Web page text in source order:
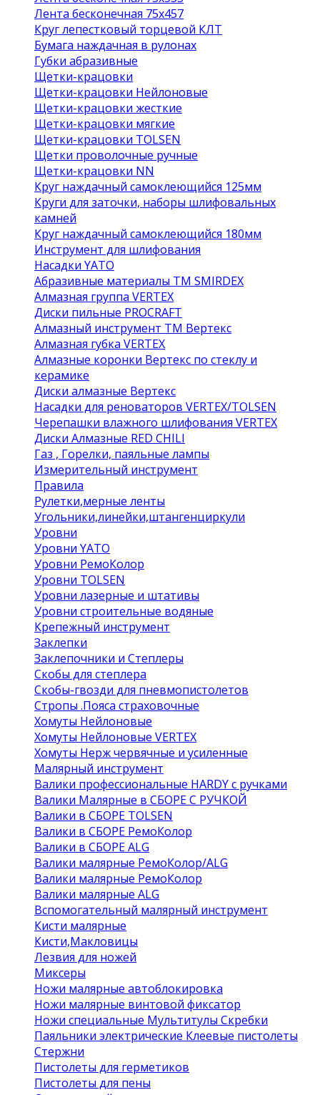
Лента бесконечная 75х457
Круг лепестковый торцевой КЛТ
Бумага наждачная в рулонах
Губки абразивные
Щетки-крацовки
Щетки-крацовки Нейлоновые
Щетки-крацовки жесткие
Щетки-крацовки мягкие
Щетки-крацовки TOLSEN
Щетки проволочные ручные
Щетки-крацовки NN
Круг наждачный самоклеющийся 125мм
Круги для заточки, наборы шлифовальных
камней
Круг наждачный самоклеющийся 180мм
Инструмент для шлифования
Насадки YATO
Абразивные материалы ТМ SMIRDEX
Алмазная группа VERTEX
Диски пильные PROCRAFT
Алмазный инструмент ТМ Вертекс
Алмазная губка VERTEX
Алмазные коронки Вертекс по стеклу и
керамике
Диски алмазные Вертекс
Насадки для реноваторов VERTEX/TOLSEN
Черепашки влажного шлифования VERTEX
Диски Алмазные RED CHILI
Газ , Горелки, паяльные лампы
Измерительный инструмент
Правила
Рулетки,мерные ленты
Угольники,линейки,штангенциркули
Уровни
Уровни YATO
Уровни РемоКолор
Уровни TOLSEN
Уровни лазерные и штативы
Уровни строительные водяные
Крепежный инструмент
Заклепки
Заклепочники и Степлеры
Скобы для степлера
Скобы-гвозди для пневмопистолетов
Стропы .Пояса страховочные
Хомуты Нейлоновые
Хомуты Нейлоновые VERTEX
Хомуты Нерж червячные и усиленные
Малярный инструмент
Валики профессиональные HARDY с ручками
Валики Малярные в СБОРЕ С РУЧКОЙ
Валики в СБОРЕ TOLSEN
Валики в СБОРЕ РемоКолор
Валики в СБОРЕ ALG
Валики малярные РемоКолор/ALG
Валики малярные РемоКолор
Валики малярные ALG
Вспомогательный малярный инструмент
Кисти малярные
Кисти,Макловицы
Лезвия для ножей
Миксеры
Ножи малярные автоблокировка
Ножи малярные винтовой фиксатор
Ножи специальные Мультитулы Скребки
Паяльники электрические Клеевые пистолеты
Стержни
Пистолеты для герметиков
Пистолеты для пены